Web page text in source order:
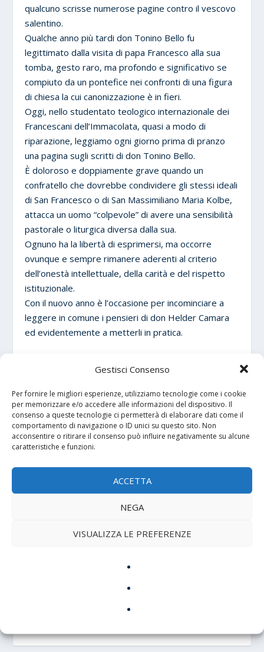
Gestisci Consenso
Per fornire le migliori esperienze, utilizziamo tecnologie come i cookie
per memorizzare e/o accedere alle informazioni del dispositivo. Il
consenso a queste tecnologie ci permetterà di elaborare dati come il
comportamento di navigazione o ID unici su questo sito. Non
acconsentire o ritirare il consenso può influire negativamente su alcune
caratteristiche e funzioni.
ACCETTA
NEGA
VISUALIZZA LE PREFERENZE
qualcuno scrisse numerose pagine contro il vescovo
salentino.
Qualche anno più tardi don Tonino Bello fu
legittimato dalla visita di papa Francesco alla sua
tomba, gesto raro, ma profondo e significativo se
compiuto da un pontefice nei confronti di una figura
di chiesa la cui canonizzazione è in fieri.
Oggi, nello studentato teologico internazionale dei
Francescani dell’Immacolata, quasi a modo di
riparazione, leggiamo ogni giorno prima di pranzo
una pagina sugli scritti di don Tonino Bello.
È doloroso e doppiamente grave quando un
confratello che dovrebbe condividere gli stessi ideali
di San Francesco o di San Massimiliano Maria Kolbe,
attacca un uomo “colpevole” di avere una sensibilità
pastorale o liturgica diversa dalla sua.
Ognuno ha la libertà di esprimersi, ma occorre
ovunque e sempre rimanere aderenti al criterio
dell’onestà intellettuale, della carità e del rispetto
istituzionale.
Con il nuovo anno è l’occasione per incominciare a
leggere in comune i pensieri di don Helder Camara
ed evidentemente a metterli in pratica.
CONDIVIDERE: